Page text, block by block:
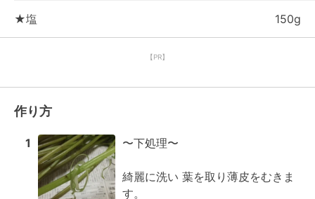
★塩 150g
【PR】
作り方
1 〜下処理〜
綺麗に洗い 葉を取り薄皮をむきま
す。